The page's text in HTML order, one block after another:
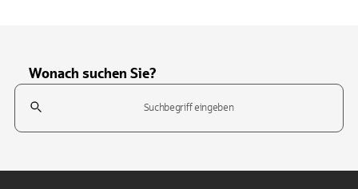
Wonach suchen Sie?
Suchfeld